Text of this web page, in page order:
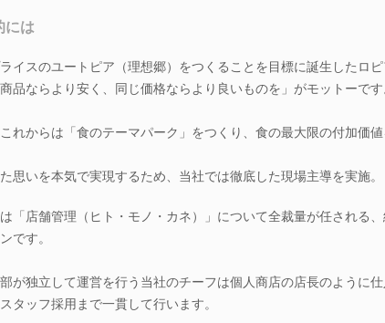
には
イスのユートピア（理想郷）をつくることを目標に誕生したロピ
商品ならより安く、同じ価格ならより良いものを」がモットーです
れからは「食のテーマパーク」をつくり、食の最大限の付加価
思いを本気で実現するため、当社では徹底した現場主導を実施。
「店舗管理（ヒト・モノ・カネ）」について全裁量が任される
です。
が独立して運営を行う当社のチーフは個人商店の店長のように
タッフ採用まで一貫して行います。